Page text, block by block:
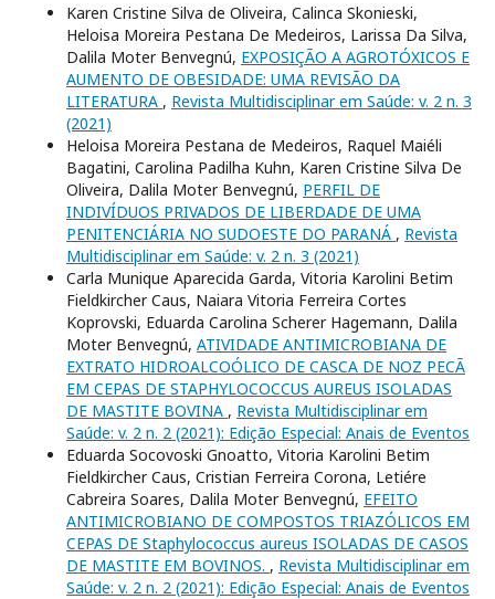
Karen Cristine Silva de Oliveira, Calinca Skonieski,
Heloisa Moreira Pestana De Medeiros, Larissa Da Silva,
Dalila Moter Benvegnú, EXPOSIÇÃO A AGROTÓXICOS E
AUMENTO DE OBESIDADE: UMA REVISÃO DA
LITERATURA , Revista Multidisciplinar em Saúde: v. 2 n. 3
(2021)
Heloisa Moreira Pestana de Medeiros, Raquel Maiéli
Bagatini, Carolina Padilha Kuhn, Karen Cristine Silva De
Oliveira, Dalila Moter Benvegnú, PERFIL DE
INDIVÍDUOS PRIVADOS DE LIBERDADE DE UMA
PENITENCIÁRIA NO SUDOESTE DO PARANÁ , Revista
Multidisciplinar em Saúde: v. 2 n. 3 (2021)
Carla Munique Aparecida Garda, Vitoria Karolini Betim
Fieldkircher Caus, Naiara Vitoria Ferreira Cortes
Koprovski, Eduarda Carolina Scherer Hagemann, Dalila
Moter Benvegnú, ATIVIDADE ANTIMICROBIANA DE
EXTRATO HIDROALCOÓLICO DE CASCA DE NOZ PECÃ
EM CEPAS DE STAPHYLOCOCCUS AUREUS ISOLADAS
DE MASTITE BOVINA , Revista Multidisciplinar em
Saúde: v. 2 n. 2 (2021): Edição Especial: Anais de Eventos
Eduarda Socovoski Gnoatto, Vitoria Karolini Betim
Fieldkircher Caus, Cristian Ferreira Corona, Letiére
Cabreira Soares, Dalila Moter Benvegnú, EFEITO
ANTIMICROBIANO DE COMPOSTOS TRIAZÓLICOS EM
CEPAS DE Staphylococcus aureus ISOLADAS DE CASOS
DE MASTITE EM BOVINOS. , Revista Multidisciplinar em
Saúde: v. 2 n. 2 (2021): Edição Especial: Anais de Eventos